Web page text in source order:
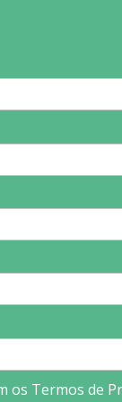
os Termos de